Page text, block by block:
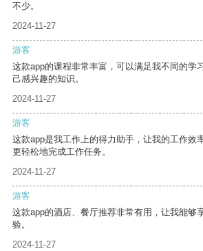
不少。
2024-11-27
游客
这款app的课程非常丰富，可以满足我不同的学
己感兴趣的知识。
2024-11-27
游客
这款app是我工作上的得力助手，让我的工作效
更轻松地完成工作任务。
2024-11-27
游客
这款app的酒店、餐厅推荐非常有用，让我能够
验。
2024-11-27